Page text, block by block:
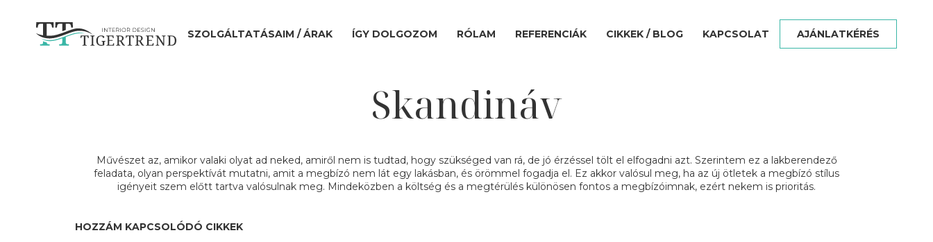
SZOLGÁLTATÁSAIM / ÁRAK ÍGY DOLGOZOM RÓLAM REFERENCIÁK CIKKEK / BLOG KAPCSOLAT AJÁNLATKÉRÉS
Skandináv
Művészet az, amikor valaki olyat ad neked, amiről nem is tudtad, hogy szükséged van rá, de jó érzéssel tölt el elfogadni azt. Szerintem ez a lakberendező
feladata, olyan perspektívát mutatni, amit a megbízó nem lát egy lakásban, és örömmel fogadja el. Ez akkor valósul meg, ha az új ötletek a megbízó stílus
igényeit szem előtt tartva valósulnak meg. Mindeközben a költség és a megtérülés különösen fontos a megbízóimnak, ezért nekem is prioritás.
HOZZÁM KAPCSOLÓDÓ CIKKEK